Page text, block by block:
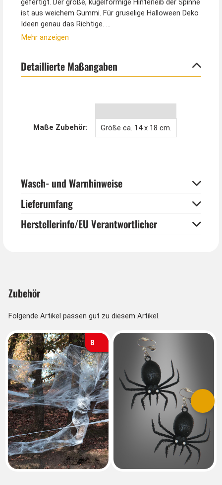
gefertigt. Der große, kugelförmige Hinterleib der Spinne
ist aus weichem Gummi. Für gruselige Halloween Deko
Ideen genau das Richtige.
Mehr anzeigen
Detaillierte Maßangaben
Maße Zubehör: Größe ca. 14 x 18 cm.
Wasch- und Warnhinweise
Lieferumfang
Herstellerinfo/EU Verantwortlicher
Zubehör
Folgende Artikel passen gut zu diesem Artikel.
8
Vorherige